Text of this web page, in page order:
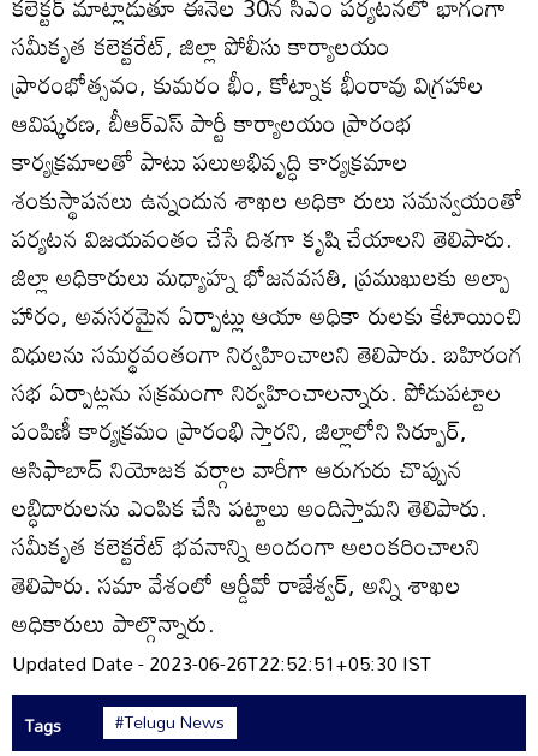
సమీకృత కలెక్టరేట్‌, జిల్లా పోలీసు కార్యాలయం
ప్రారంభోత్సవం, కుమరం భీం, కోట్నాక భీంరావు విగ్రహాల
ఆవిష్కరణ, బీఆర్‌ఎస్‌ పార్టీ కార్యాలయం ప్రారంభ
కార్యక్రమాలతో పాటు పలుఅభివృద్ధి కార్యక్రమాల
శంకుస్థాపనలు ఉన్నందున శాఖల అధికా రులు సమన్వయంతో
పర్యటన విజయవంతం చేసే దిశగా కృషి చేయాలని తెలిపారు.
జిల్లా అధికారులు మధ్యాహ్న భోజనవసతి, ప్రముఖులకు అల్పా
హారం, అవసరమైన ఏర్పాట్లు ఆయా అధికా రులకు కేటాయించి
విధులను సమర్థవంతంగా నిర్వహించాలని తెలిపారు. బహిరంగ
సభ ఏర్పాట్లను సక్రమంగా నిర్వహించాలన్నారు. పోడుపట్టాల
పంపిణీ కార్యక్రమం ప్రారంభి స్తారని, జిల్లాలోని సిర్పూర్‌,
ఆసిఫాబాద్‌ నియోజక వర్గాల వారీగా ఆరుగురు చొప్పున
లబ్ధిదారులను ఎంపిక చేసి పట్టాలు అందిస్తామని తెలిపారు.
సమీకృత కలెక్టరేట్‌ భవనాన్ని అందంగా అలంకరించాలని
తెలిపారు. సమా వేశంలో ఆర్డీవో రాజేశ్వర్‌, అన్ని శాఖల
అధికారులు పాల్గొన్నారు.
Updated Date - 2023-06-26T22:52:51+05:30 IST
Tags #Telugu News